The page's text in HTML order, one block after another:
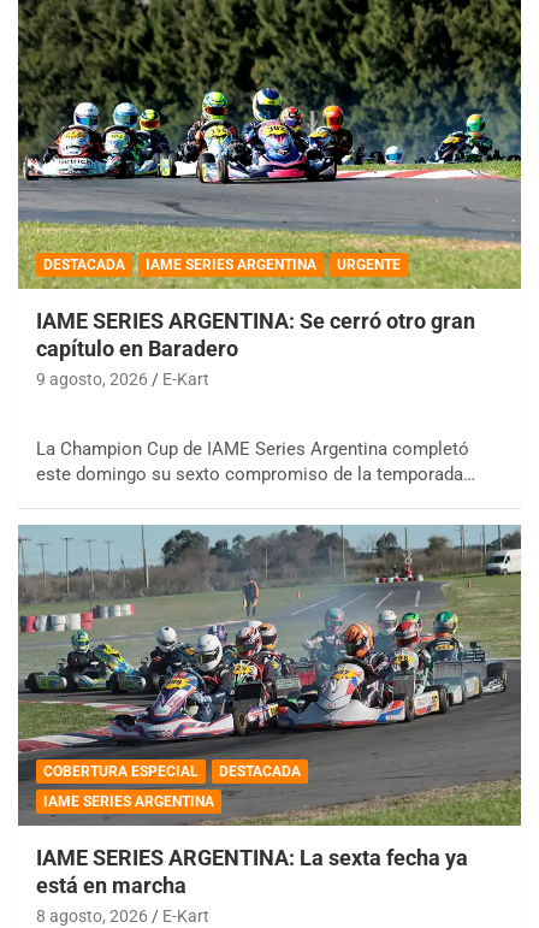
DESTACADA IAME SERIES ARGENTINA URGENTE
IAME SERIES ARGENTINA: Se cerró otro gran
capítulo en Baradero
9 agosto, 2026 E-Kart
La Champion Cup de IAME Series Argentina completó
este domingo su sexto compromiso de la temporada…
COBERTURA ESPECIAL
DESTACADA
IAME SERIES ARGENTINA
IAME SERIES ARGENTINA: La sexta fecha ya
está en marcha
8 agosto, 2026 E-Kart